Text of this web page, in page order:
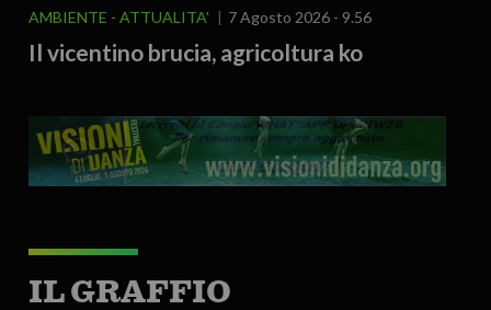
AMBIENTE ATTUALITA' 7 Agosto 2026 - 9.56
Il vicentino brucia, agricoltura ko
IL GRAFFIO